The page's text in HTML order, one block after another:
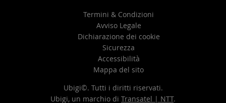
Termini & Condizioni
Avviso Legale
Dichiarazione dei cookie
Sicurezza
Accessibilità
Mappa del sito
Ubigi©. Tutti i diritti riservati.
Ubigi, un marchio di Transatel | NTT.